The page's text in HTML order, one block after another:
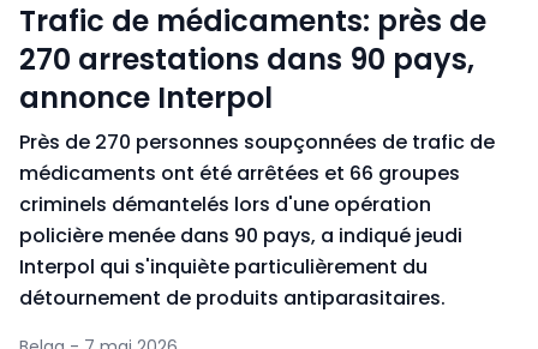
Trafic de médicaments: près de
270 arrestations dans 90 pays,
annonce Interpol
Près de 270 personnes soupçonnées de trafic de
médicaments ont été arrêtées et 66 groupes
criminels démantelés lors d'une opération
policière menée dans 90 pays, a indiqué jeudi
Interpol qui s'inquiète particulièrement du
détournement de produits antiparasitaires.